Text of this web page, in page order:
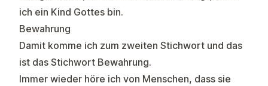
ich ein Kind Gottes bin.
Bewahrung
Damit komme ich zum zweiten Stichwort und das
ist das Stichwort Bewahrung.
Immer wieder höre ich von Menschen, dass sie